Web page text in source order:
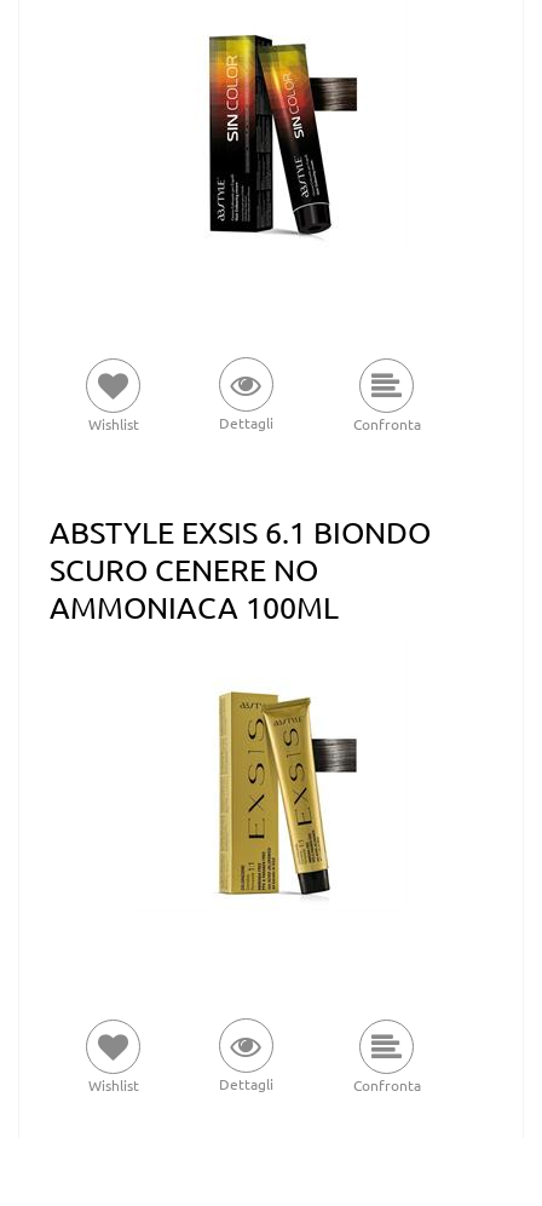
Wishlist Dettagli Confronta
ABSTYLE EXSIS 6.1 BIONDO
SCURO CENERE NO
AMMONIACA 100ML
Wishlist Dettagli Confronta